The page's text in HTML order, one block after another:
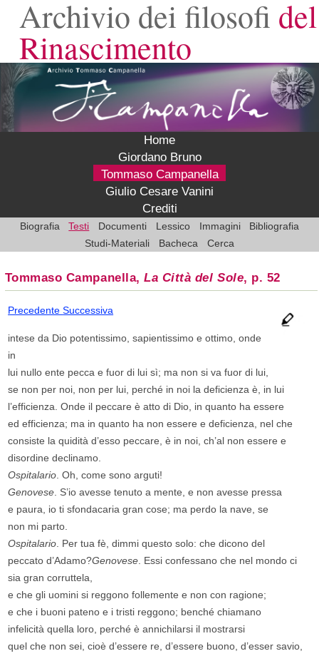
Archivio dei filosofi del
Rinascimento
Home
Giordano Bruno
Tommaso Campanella
Giulio Cesare Vanini
Crediti
Biografia Testi Documenti Lessico Immagini
Bibliografia
Studi-Materiali
Bacheca Cerca
Tommaso Campanella,La Città del Sole, p. 52
PrecedenteSuccessiva
intese da Dio potentissimo, sapientissimo e ottimo, onde
in
lui nullo ente pecca e fuor di lui sì; ma non si va fuor di lui,
se non per noi, non per lui, perché in noi la deficienza è, in lui
l’efficienza. Onde il peccare è atto di Dio, in quanto ha essere
ed efficienza; ma in quanto ha non essere e deficienza, nel che
consiste la quidità d’esso peccare, è in noi, ch’al non essere e
disordine declinamo.
Ospitalario. Oh, come sono arguti!
Genovese. S’io avesse tenuto a mente, e non avesse pressa
e paura, io ti sfondacaria gran cose; ma perdo la nave, se
non mi parto.
Ospitalario. Per tua fè, dimmi questo solo: che dicono del
peccato d’Adamo?Genovese. Essi confessano che nel mondo ci
sia gran corruttela,
e che gli uomini si reggono follemente e non con ragione;
e che i buoni pateno e i tristi reggono; benché chiamano
infelicità quella loro, perché è annichilarsi il mostrarsi
quel che non sei, cioè d’essere re, d’essere buono, d’esser savio,